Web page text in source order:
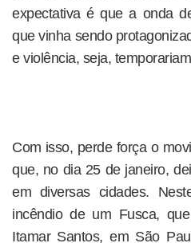
expectativa é que a onda
que vinha sendo
e violência, seja,
Com isso, perde força o
que, no dia 25 de janeiro,
em diversas cidades.
incêndio de um Fusca,
Itamar Santos, em São